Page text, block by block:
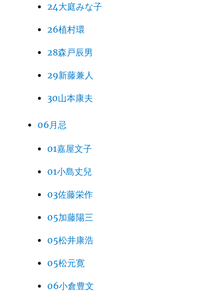
24大庭みな子
26植村環
28森戸辰男
29新藤兼人
30山本康夫
06月忌
01嘉屋文子
01小島丈兒
03佐藤栄作
05加藤陽三
05松井康浩
05松元寛
06小倉豊文